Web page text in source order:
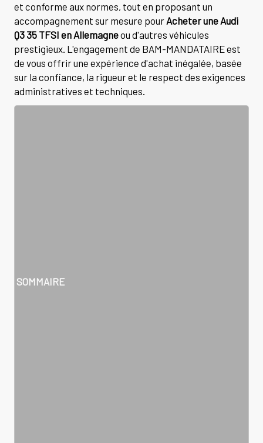
et conforme aux normes, tout en proposant un
accompagnement sur mesure pourAcheter une Audi
Q3 35 TFSI en Allemagneou d'autres véhicules
prestigieux. L'engagement de BAM-MANDATAIRE est
de vous offrir une expérience d'achat inégalée, basée
sur la confiance, la rigueur et le respect des exigences
administratives et techniques.
SOMMAIRE